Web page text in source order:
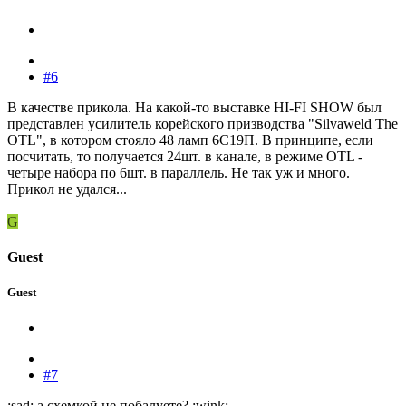
#6
В качестве прикола. На какой-то выставке HI-FI SHOW был
представлен усилитель корейского призводства "Silvaweld The
OTL", в котором стояло 48 ламп 6С19П. В принципе, если
посчитать, то получается 24шт. в канале, в режиме OTL -
четыре набора по 6шт. в параллель. Не так уж и много.
Прикол не удался...
G
Guest
Guest
#7